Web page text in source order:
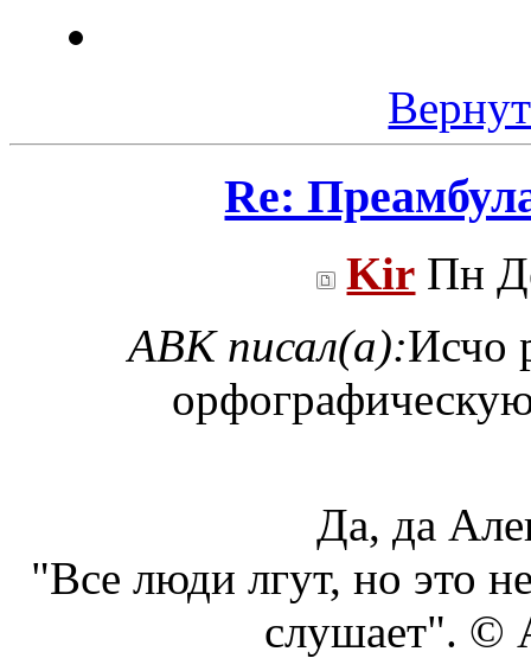
Re:
Kir Пн
ABK писал(а):Исчо
Да, да
"Все люди лгут, но это
слушает". ©